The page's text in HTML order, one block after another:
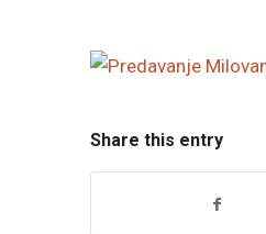
Share this entry